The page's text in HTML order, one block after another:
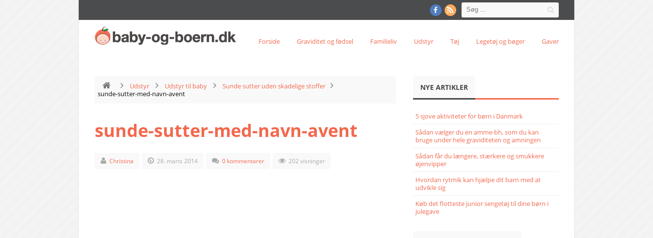
Forside Graviditet og fødsel Familieliv Udstyr Tøj Legetøj og bøger Gaver
Udstyr Udstyr til baby
Sunde sutter uden skadelige stoffer
sunde-sutter-med-navn-avent
sunde-sutter-med-navn-avent
Christina 28. marts 2014 0 kommentarer 202 visninger
NYE ARTIKLER
5 sjove aktiviteter for børn i Danmark
Sådan vælger du en amme-bh, som du kan
bruge under hele graviditeten og amningen
Sådan får du længere, stærkere og smukkere
øjenvipper
Hvordan rytmik kan hjælpe dit barn med at
udvikle sig
Køb det flotteste junior sengetøj til dine børn i
julegave